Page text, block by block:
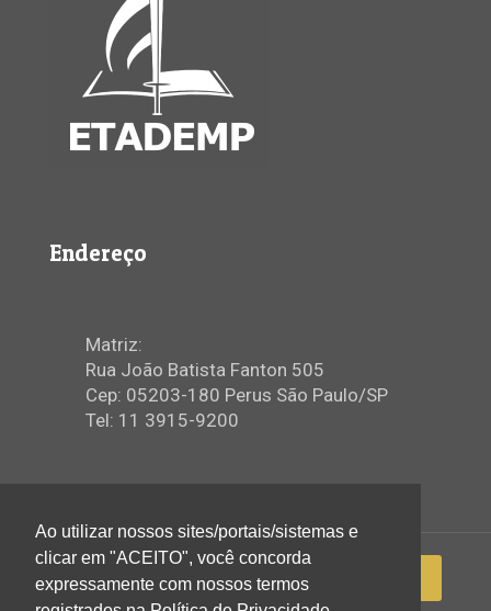
Endereço
Matriz:
Rua João Batista Fanton 505
Cep: 05203-180 Perus São Paulo/SP
Tel: 11 3915-9200
Ao utilizar nossos sites/portais/sistemas e
clicar em "ACEITO", você concorda
expressamente com nossos termos